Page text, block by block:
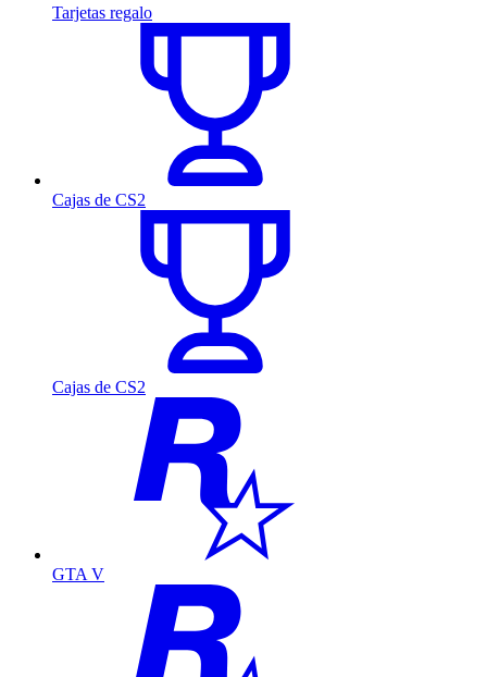
Tarjetas regalo
Cajas de CS2
Cajas de CS2
GTA V